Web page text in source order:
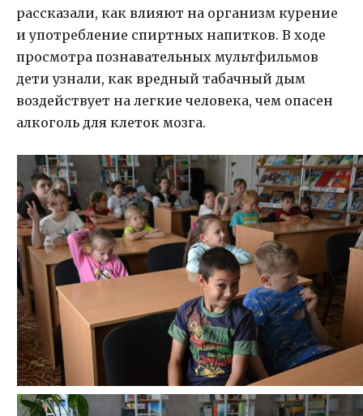
рассказали, как влияют на организм курение
и употребление спиртных напитков. В ходе
просмотра познавательных мультфильмов
дети узнали, как вредный табачный дым
воздействует на легкие человека, чем опасен
алкоголь для клеток мозга.